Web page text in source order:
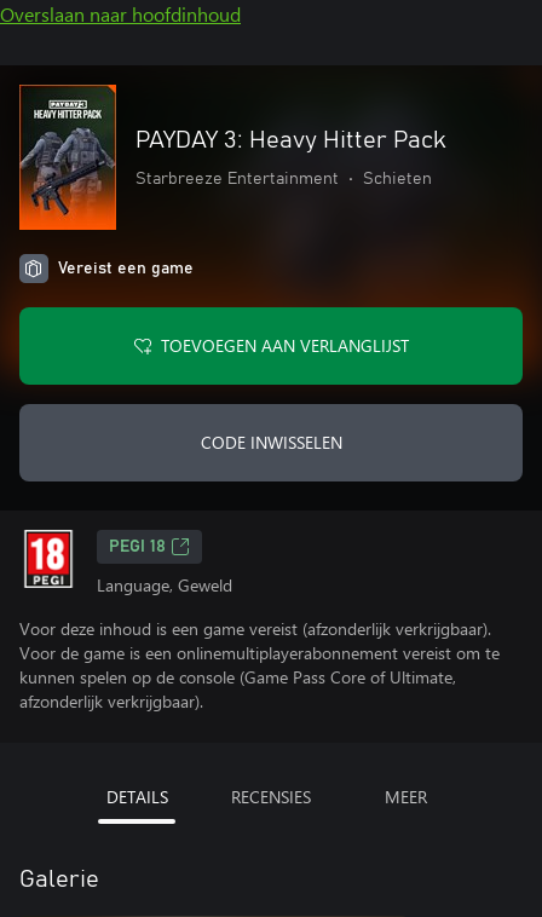
Overslaan naar hoofdinhoud
PAYDAY 3: Heavy Hitter Pack
Starbreeze Entertainment • Schieten
Vereist een game
TOEVOEGEN AAN VERLANGLIJST
CODE INWISSELEN
PEGI 18
Language, Geweld
Voor deze inhoud is een game vereist (afzonderlijk verkrijgbaar).
Voor de game is een onlinemultiplayerabonnement vereist om te
kunnen spelen op de console (Game Pass Core of Ultimate,
afzonderlijk verkrijgbaar).
DETAILS RECENSIES MEER
Galerie